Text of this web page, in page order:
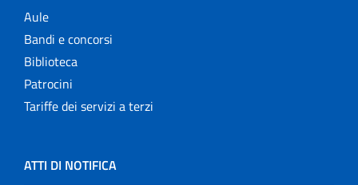
Aule
Bandi e concorsi
Biblioteca
Patrocini
Tariffe dei servizi a terzi
ATTI DI NOTIFICA